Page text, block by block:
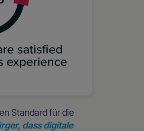
Standard für die
dass digitale